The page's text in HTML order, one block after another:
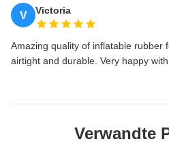
V Victoria
Amazing quality of inflatable rubber
airtight and durable. Very happy
Verwandte